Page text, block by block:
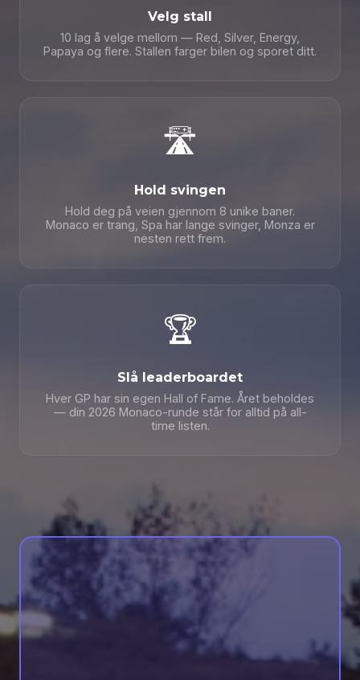
Velg stall
10 lag å velge mellom — Red, Silver, Energy,
Papaya og flere. Stallen farger bilen og sporet ditt.
🛣️
Hold svingen
Hold deg på veien gjennom 8 unike baner.
Monaco er trang, Spa har lange svinger, Monza er
nesten rett frem.
🏆
Slå leaderboardet
Hver GP har sin egen Hall of Fame. Året beholdes
— din 2026 Monaco-runde står for alltid på all-
time listen.